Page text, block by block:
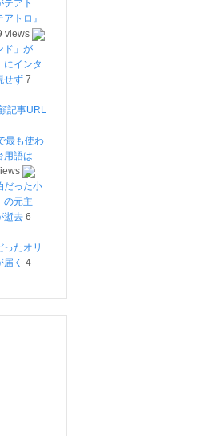
テアト
トロ』
views
ド」が
にインタ
せず 7
記事URL
最も使わ
用語は
だった小
の元主
逝去 6
ったオリ
く 4